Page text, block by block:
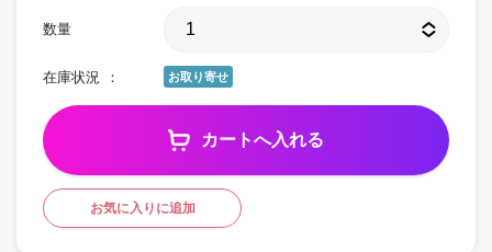
数量
在庫状況 お取り寄せ
カートへ入れる
お気に入りに追加